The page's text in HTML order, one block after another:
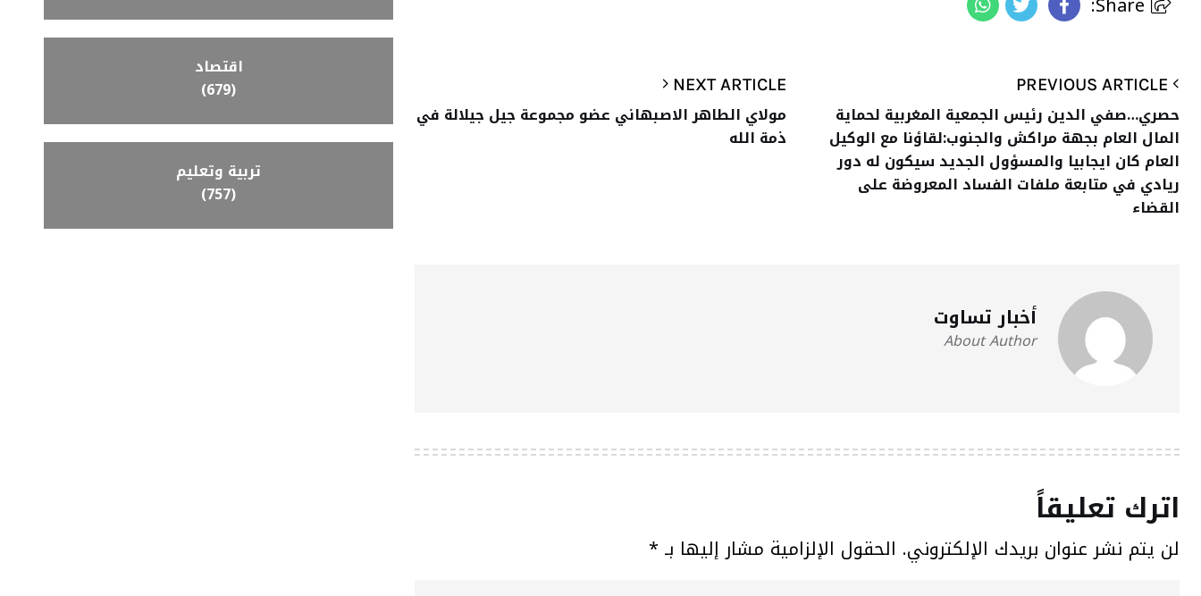
حصري…صفي الدين رئيس الجمعية المغربية لحماية
المال العام بجهة مراكش والجنوب:لقاؤنا مع الوكيل
العام كان ايجابيا والمسؤول الجديد سيكون له دور
ريادي في متابعة ملفات الفساد المعروضة على
القضاء
NEXT ARTICLE
مولاي الطاهر الاصبهاني عضو مجموعة جيل جيلالة في
ذمة الله
أخبار تساوت
About Author
اترك تعليقاً
لن يتم نشر عنوان بريدك الإلكتروني. الحقول الإلزامية مشار إليها بـ *
اقتصاد
(679)
تربية وتعليم
(757)